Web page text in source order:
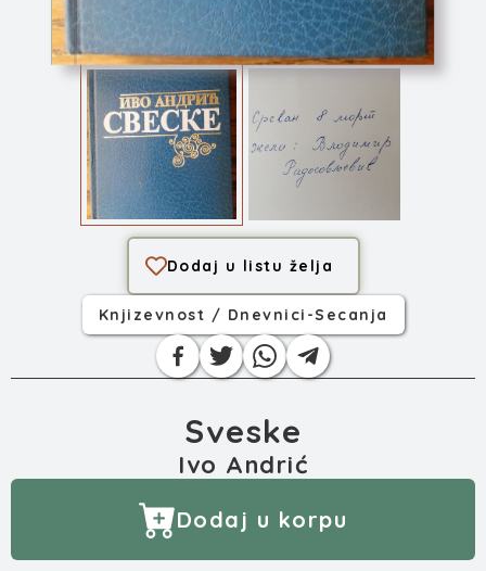
Dodaj u listu želja
Knjizevnost / Dnevnici-Secanja
Sveske
Ivo Andrić
Dodaj u korpu